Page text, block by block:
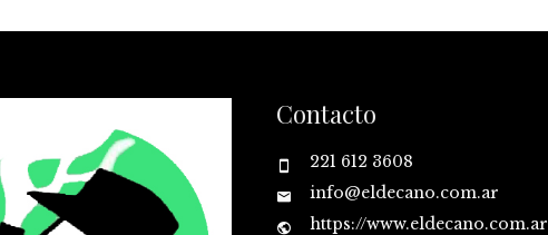
Contacto
221 612 3608
info@eldecano.com.ar
https://www.eldecano.com.ar